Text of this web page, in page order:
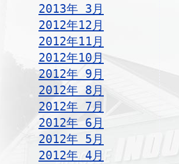
2013年 3月
2012年12月
2012年11月
2012年10月
2012年 9月
2012年 8月
2012年 7月
2012年 6月
2012年 5月
2012年 4月